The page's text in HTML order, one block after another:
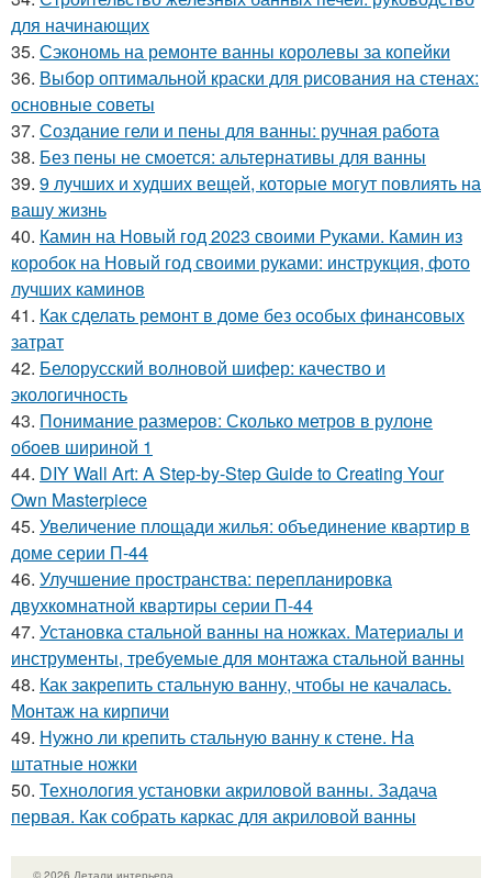
для начинающих
35. Сэкономь на ремонте ванны королевы за копейки
36. Выбор оптимальной краски для рисования на стенах:
основные советы
37. Создание гели и пены для ванны: ручная работа
38. Без пены не смоется: альтернативы для ванны
39. 9 лучших и худших вещей, которые могут повлиять на
вашу жизнь
40. Камин на Новый год 2023 своими Руками. Камин из
коробок на Новый год своими руками: инструкция, фото
лучших каминов
41. Как сделать ремонт в доме без особых финансовых
затрат
42. Белорусский волновой шифер: качество и
экологичность
43. Понимание размеров: Сколько метров в рулоне
обоев шириной 1
44. DIY Wall Art: A Step-by-Step Guide to Creating Your
Own Masterpiece
45. Увеличение площади жилья: объединение квартир в
доме серии П-44
46. Улучшение пространства: перепланировка
двухкомнатной квартиры серии П-44
47. Установка стальной ванны на ножках. Материалы и
инструменты, требуемые для монтажа стальной ванны
48. Как закрепить стальную ванну, чтобы не качалась.
Монтаж на кирпичи
49. Нужно ли крепить стальную ванну к стене. На
штатные ножки
50. Технология установки акриловой ванны. Задача
первая. Как собрать каркас для акриловой ванны
© 2026 Детали интерьера